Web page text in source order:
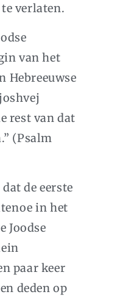
verlaten.
van het
Hebreeuwse
rest van dat
” (Psalm
de eerste
in het
Joodse
paar keer
deden op